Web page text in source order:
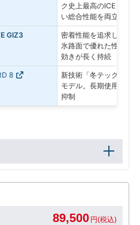
ク史上最高のICEコント
い総合性能を両立した
GIZ3
密着性能を追求したプ
氷路面で優れた性能を
効きが長く持続
8
新技術「冬テック」で
モデル。長期使用後も
抑制
89,500 円(税込)